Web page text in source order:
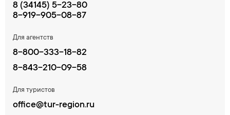
8 (34145) 5-23-80
8-919-905-08-87
Для агентств
8-800-333-18-82
8-843-210-09-58
Для туристов
office@tur-region.ru